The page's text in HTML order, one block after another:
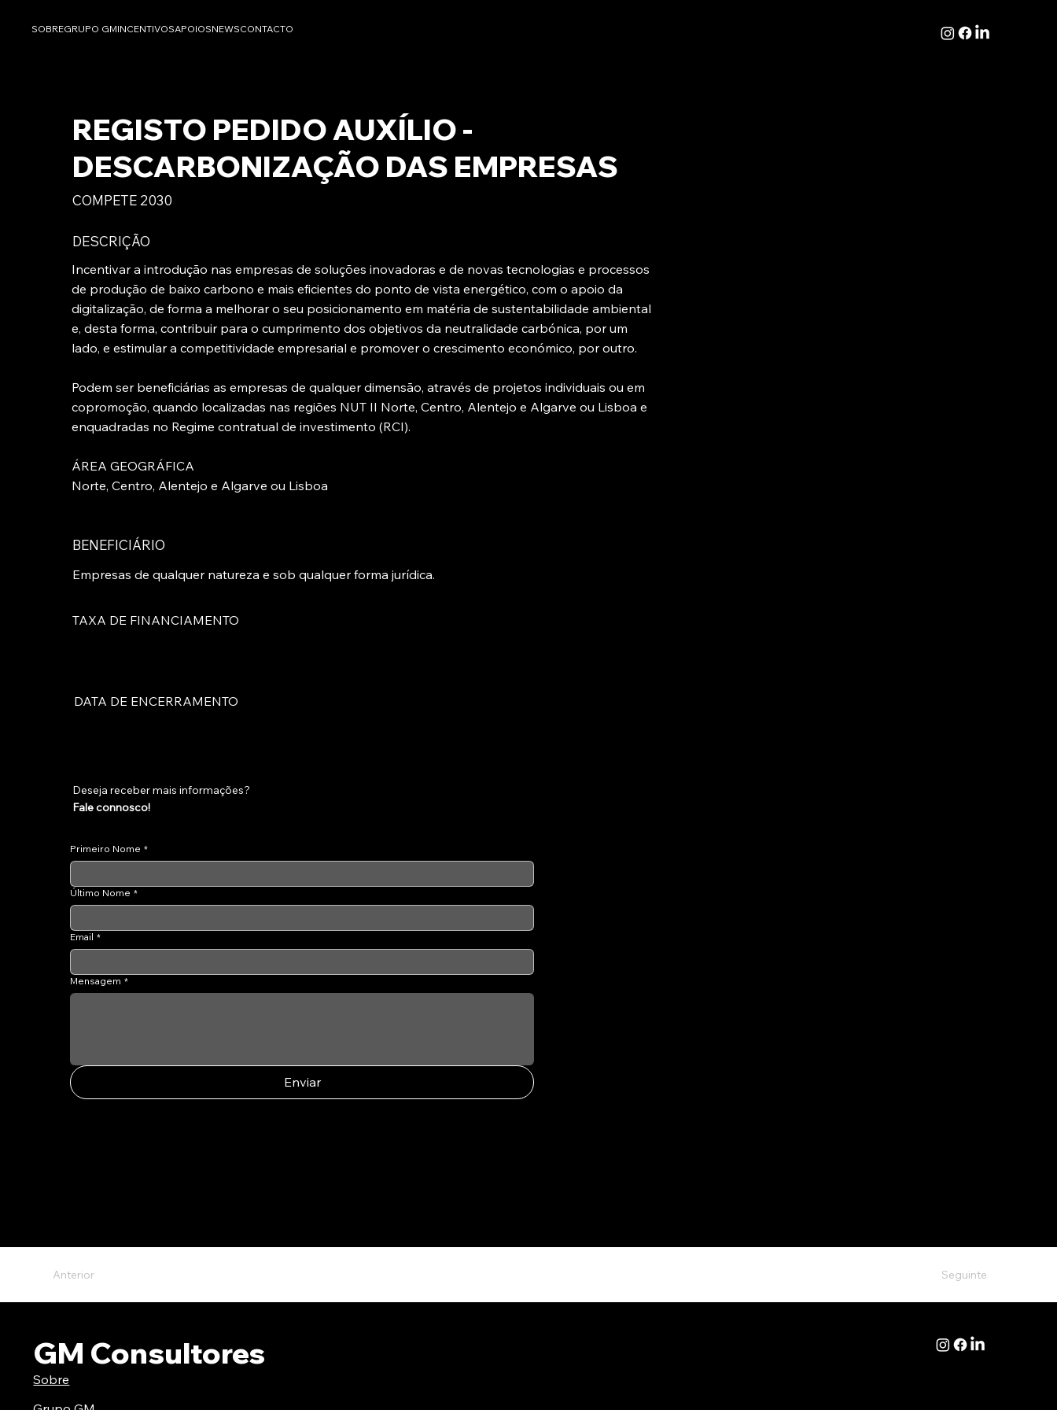
SOBREGRUPO GMINCENTIVOSAPOIOSNEWSCONTACTO
REGISTO PEDIDO AUXÍLIO -
DESCARBONIZAÇÃO DAS EMPRESAS
COMPETE 2030
DESCRIÇÃO
Incentivar a introdução nas empresas de soluções inovadoras e de novas tecnologias e processos
de produção de baixo carbono e mais eficientes do ponto de vista energético, com o apoio da
digitalização, de forma a melhorar o seu posicionamento em matéria de sustentabilidade ambiental
e, desta forma, contribuir para o cumprimento dos objetivos da neutralidade carbónica, por um
lado, e estimular a competitividade empresarial e promover o crescimento económico, por outro.
Podem ser beneficiárias as empresas de qualquer dimensão, através de projetos individuais ou em
copromoção, quando localizadas nas regiões NUT II Norte, Centro, Alentejo e Algarve ou Lisboa e
enquadradas no Regime contratual de investimento (RCI).
ÁREA GEOGRÁFICA
Norte, Centro, Alentejo e Algarve ou Lisboa
BENEFICIÁRIO
Empresas de qualquer natureza e sob qualquer forma jurídica.
TAXA DE FINANCIAMENTO
DATA DE ENCERRAMENTO
Deseja receber mais informações?
Fale connosco!
Primeiro Nome *
Último Nome *
Email *
Mensagem *
Enviar
Seguinte
Anterior
GM Consultores
Sobre